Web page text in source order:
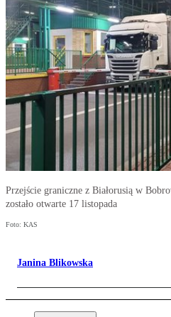
Przejście graniczne z Białorusią w
zostało otwarte 17 listopada
Foto: KAS
Janina Blikowska